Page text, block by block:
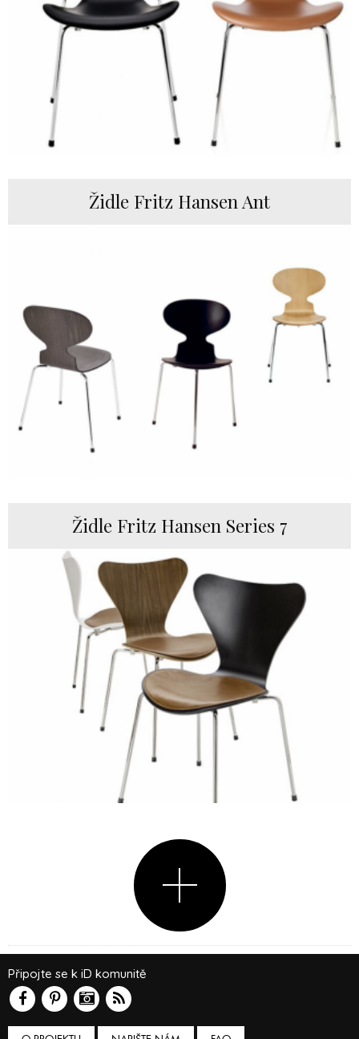
Židle Fritz Hansen Ant
Židle Fritz Hansen Series 7
Připojte se k iD komunitě